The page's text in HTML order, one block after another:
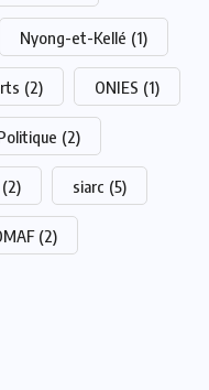
Nyong-et-Kellé (1)
(2) ONIES (1)
(2)
(2) siarc (5)
(2)